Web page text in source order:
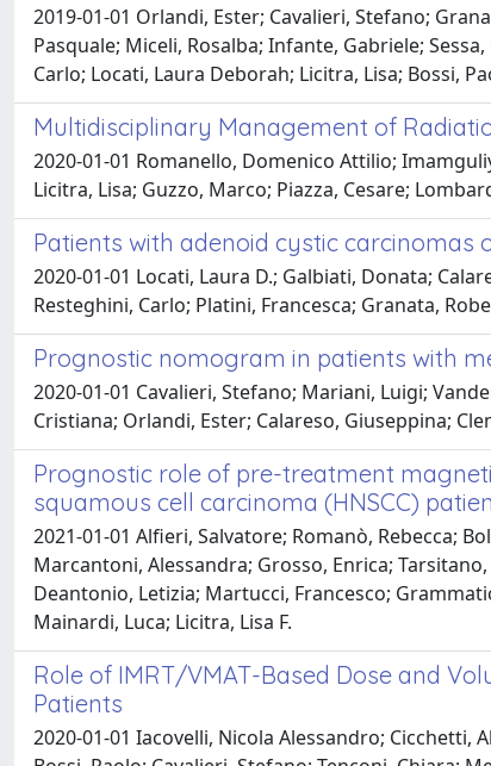
2019-01-01 Orlandi, Ester; Cavalieri, Stefano;
Pasquale; Miceli, Rosalba; Infante, Gabriele;
Carlo; Locati, Laura Deborah; Licitra, Lisa; Bossi,
Multidisciplinary Management of
2020-01-01 Romanello, Domenico Attilio;
Licitra, Lisa; Guzzo, Marco; Piazza, Cesare;
Patients with adenoid cystic
2020-01-01 Locati, Laura D.; Galbiati, Donata;
Resteghini, Carlo; Platini, Francesca; Granata,
Prognostic nomogram in patients with
2020-01-01 Cavalieri, Stefano; Mariani, Luigi;
Cristiana; Orlandi, Ester; Calareso, Giuseppina;
Prognostic role of pre-treatment
squamous cell carcinoma (HNSCC)
2021-01-01 Alfieri, Salvatore; Romanò, Rebecca;
Marcantoni, Alessandra; Grosso, Enrica;
Deantonio, Letizia; Martucci, Francesco;
Mainardi, Luca; Licitra, Lisa F.
Role of IMRT/VMAT-Based Dose and
Patients
2020-01-01 Iacovelli, Nicola Alessandro; Cicchetti,